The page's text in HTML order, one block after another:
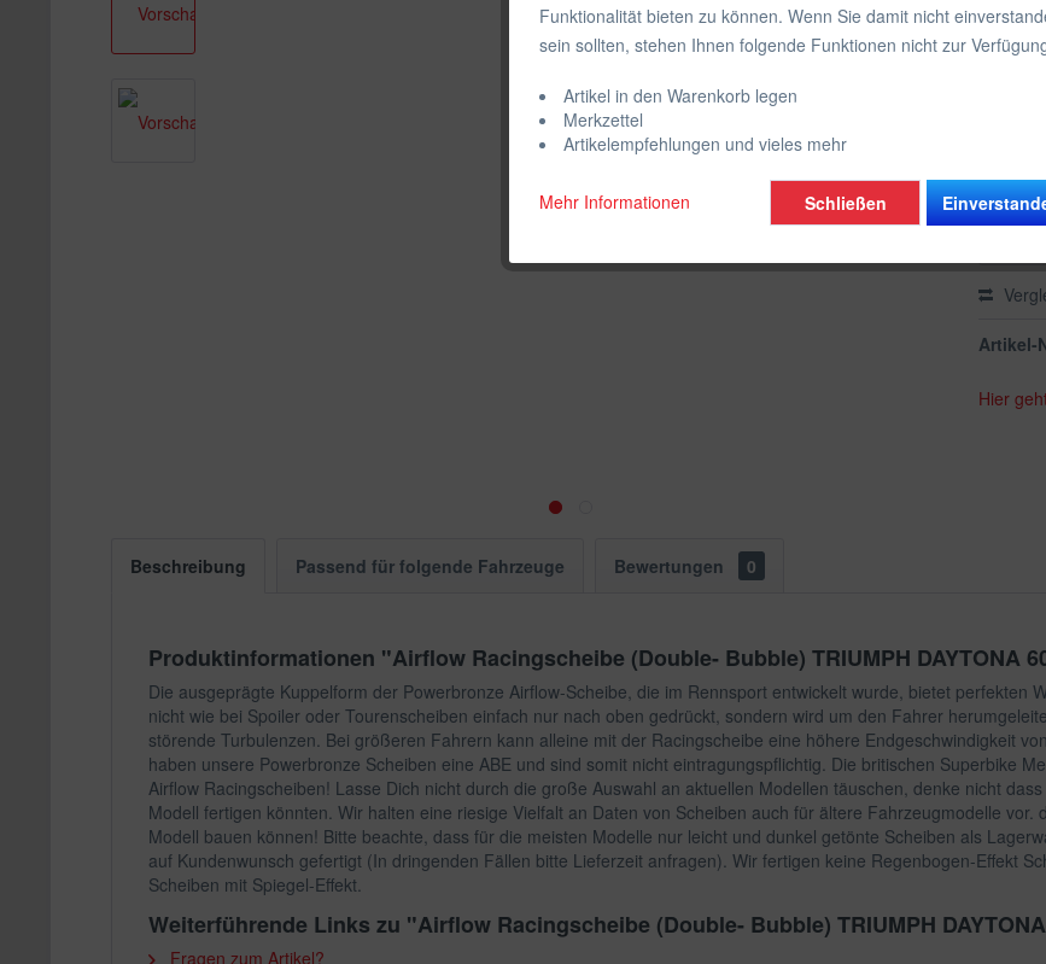
inkl.
Wähle
Artikel-
Hier
Beschreibung Passend für folgende Fahrzeuge Bewertungen 0
Produktinformationen "Airflow Racingscheibe (Double- Bubble) TRIUMPH DAYTONA
Die ausgeprägte Kuppelform der Powerbronze Airflow-Scheibe, die im Rennsport entwickelt wurde, bietet perfekten
nicht wie bei Spoiler oder Tourenscheiben einfach nur nach oben gedrückt, sondern wird um den Fahrer
störende Turbulenzen. Bei größeren Fahrern kann alleine mit der Racingscheibe eine höhere Endgeschwindigkeit
haben unsere Powerbronze Scheiben eine ABE und sind somit nicht eintragungspflichtig. Die britischen Superbike
Airflow Racingscheiben! Lasse Dich nicht durch die große Auswahl an aktuellen Modellen täuschen, denke nicht
Modell fertigen könnten. Wir halten eine riesige Vielfalt an Daten von Scheiben auch für ältere Fahrzeugmodelle
Modell bauen können! Bitte beachte, dass für die meisten Modelle nur leicht und dunkel getönte Scheiben als
auf Kundenwunsch gefertigt (In dringenden Fällen bitte Lieferzeit anfragen). Wir fertigen keine Regenbogen-Effekt
Scheiben mit Spiegel-Effekt.
Weiterführende Links zu "Airflow Racingscheibe (Double- Bubble) TRIUMPH
Fragen zum Artikel?
Funktionalität bieten zu können. Wenn Sie damit nicht
sein sollten, stehen Ihnen folgende Funktionen nicht zur
Artikel in den Warenkorb legen
Merkzettel
Artikelempfehlungen und vieles mehr
Mehr Informationen Schließen